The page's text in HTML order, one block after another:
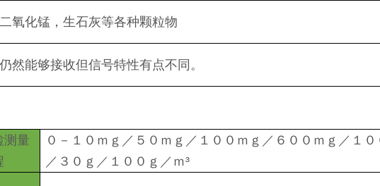
氧化锰，生石灰等各种颗粒物
然能够接收但信号特性有点不同。
测量
０－１０ｍｇ／５０ｍｇ／１００ｍｇ／６００ｍｇ／１
／３０ｇ／１００ｇ／ｍ³